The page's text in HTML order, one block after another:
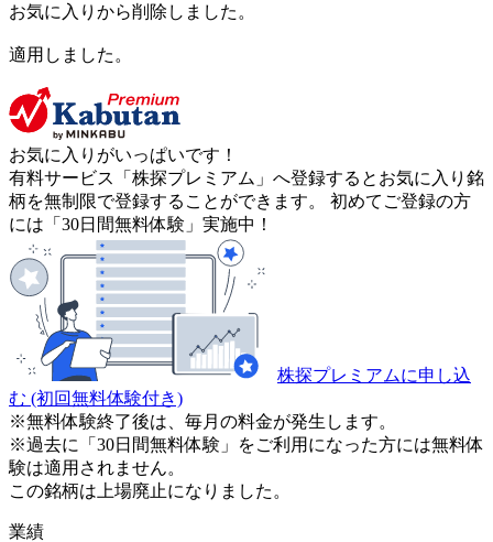
お気に入りから削除しました。
適用しました。
お気に入りがいっぱいです！
有料サービス「株探プレミアム」へ登録するとお気に入り銘
柄を無制限で登録することができます。 初めてご登録の方
には「30日間無料体験」実施中！
株探プレミアムに申し込
む (初回無料体験付き)
※無料体験終了後は、毎月の料金が発生します。
※過去に「30日間無料体験」をご利用になった方には無料体
験は適用されません。
この銘柄は上場廃止になりました。
業績